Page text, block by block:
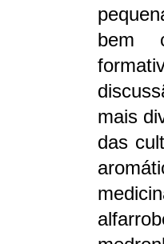
bem
mais
das